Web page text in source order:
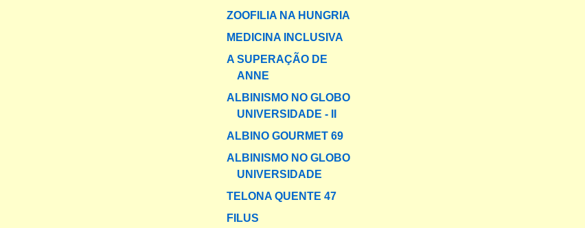
ZOOFILIA NA HUNGRIA
MEDICINA INCLUSIVA
A SUPERAÇÃO DE
ANNE
ALBINISMO NO GLOBO
UNIVERSIDADE - II
ALBINO GOURMET 69
ALBINISMO NO GLOBO
UNIVERSIDADE
TELONA QUENTE 47
FILUS